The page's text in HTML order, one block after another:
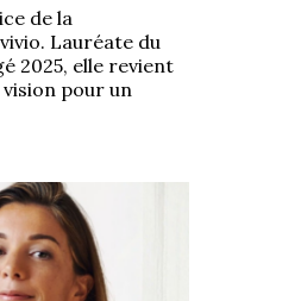
de la
Lauréate du
2025, elle revient
pour un